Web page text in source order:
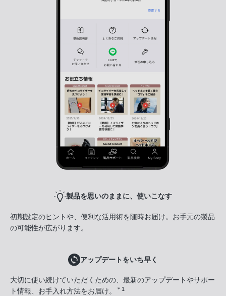
製品を思いのままに、使いこなす
初期設定のヒントや、便利な活用術を随時お届け。お手元の製品
の可能性が広がります。
アップデートをいち早く
大切に使い続けていただくための、最新のアップデートやサポー
ト情報、お手入れ方法をお届け。
＊1